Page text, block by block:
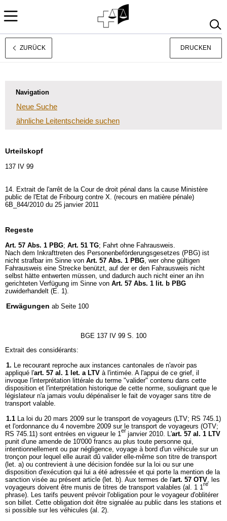
Français
ZURÜCK DRUCKEN
Navigation
Neue Suche
ähnliche Leitentscheide suchen
Urteilskopf
137 IV 99
14. Extrait de l'arrêt de la Cour de droit pénal dans la cause Ministère
public de l'Etat de Fribourg contre X. (recours en matière pénale)
6B_844/2010 du 25 janvier 2011
Regeste
Art. 57 Abs. 1 PBG; Art. 51 TG; Fahrt ohne Fahrausweis.
Nach dem Inkrafttreten des Personenbeförderungsgesetzes (PBG) ist
nicht strafbar im Sinne von Art. 57 Abs. 1 PBG, wer ohne gültigen
Fahrausweis eine Strecke benützt, auf der er den Fahrausweis nicht
selbst hätte entwerten müssen, und dadurch auch nicht einer an ihn
gerichteten Verfügung im Sinne von Art. 57 Abs. 1 lit. b PBG
zuwiderhandelt (E. 1).
Erwägungen ab Seite 100
BGE 137 IV 99 S. 100
Extrait des considérants:
1. Le recourant reproche aux instances cantonales de n'avoir pas
appliqué l'art. 57 al. 1 let. a LTV à l'intimée. A l'appui de ce grief, il
invoque l'interprétation littérale du terme "valider" contenu dans cette
disposition et l'interprétation historique de cette norme, soulignant que le
législateur n'a jamais voulu dépénaliser le fait de voyager sans titre de
transport valable.
1.1 La loi du 20 mars 2009 sur le transport de voyageurs (LTV; RS 745.1)
et l'ordonnance du 4 novembre 2009 sur le transport de voyageurs (OTV;
RS 745.11) sont entrées en vigueur le 1erjanvier 2010. L'art. 57 al. 1 LTV
punit d'une amende de 10'000 francs au plus toute personne qui,
intentionnellement ou par négligence, voyage à bord d'un véhicule sur un
tronçon pour lequel elle aurait dû valider elle-même son titre de transport
(let. a) ou contrevient à une décision fondée sur la loi ou sur une
disposition d'exécution qui lui a été adressée et qui porte la mention de la
sanction visée au présent article (let. b). Aux termes de l'art. 57 OTV, les
voyageurs doivent être munis de titres de transport valables (al. 1 1re
phrase). Les tarifs peuvent prévoir l'obligation pour le voyageur d'oblitérer
son billet. Cette obligation doit être signalée au public dans les stations et
si possible sur les véhicules (al. 2).